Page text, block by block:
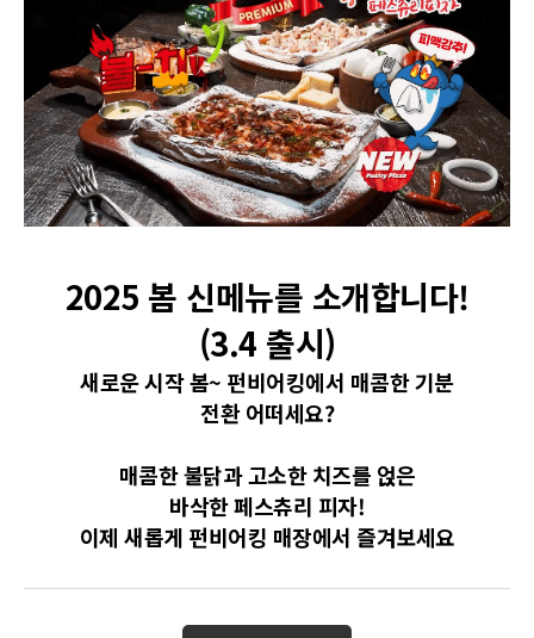
2025 봄 신메뉴를 소개합니다!
(3.4 출시)
새로운 시작 봄~ 펀비어킹에서 매콤한 기분
전환 어떠세요?
매콤한 불닭과 고소한 치즈를 얹은
바삭한 페스츄리 피자!
이제 새롭게 펀비어킹 매장에서 즐겨보세요